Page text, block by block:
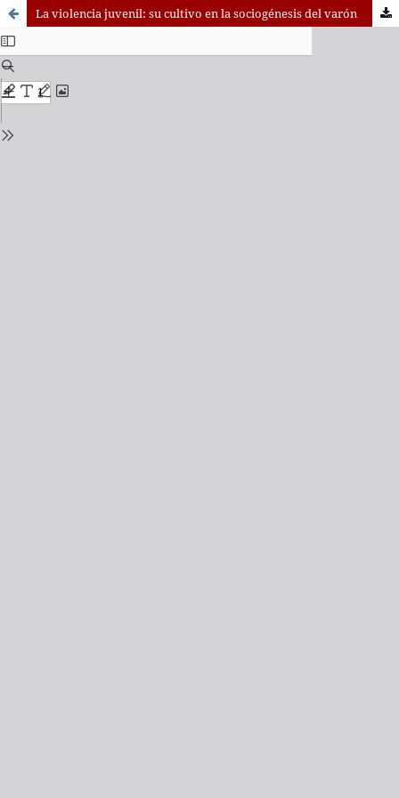
La violencia juvenil: su cultivo en la sociogénesis del varón